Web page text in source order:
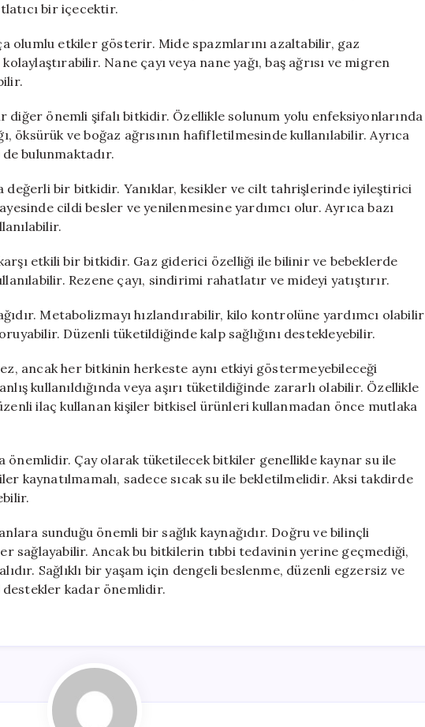
bir içecektir.
olumlu etkiler gösterir. Mide spazmlarını azaltabilir, gaz
Nane çayı veya nane yağı, baş ağrısı ve migren
önemli şifalı bitkidir. Özellikle solunum yolu enfeksiyonlarında
öksürük ve boğaz ağrısının hafifletilmesinde kullanılabilir. Ayrıca
bulunmaktadır.
değerli bir bitkidir. Yanıklar, kesikler ve cilt tahrişlerinde iyileştirici
cildi besler ve yenilenmesine yardımcı olur. Ayrıca bazı
etkili bir bitkidir. Gaz giderici özelliği ile bilinir ve bebeklerde
Rezene çayı, sindirimi rahatlatır ve mideyi yatıştırır.
Metabolizmayı hızlandırabilir, kilo kontrolüne yardımcı olabilir
Düzenli tüketildiğinde kalp sağlığını destekleyebilir.
ancak her bitkinin herkeste aynı etkiyi göstermeyebileceği
kullanıldığında veya aşırı tüketildiğinde zararlı olabilir. Özellikle
ilaç kullanan kişiler bitkisel ürünleri kullanmadan önce mutlaka
önemlidir. Çay olarak tüketilecek bitkiler genellikle kaynar su ile
kaynatılmamalı, sadece sıcak su ile bekletilmelidir. Aksi takdirde
sunduğu önemli bir sağlık kaynağıdır. Doğru ve bilinçli
sağlayabilir. Ancak bu bitkilerin tıbbi tedavinin yerine geçmediği,
Sağlıklı bir yaşam için dengeli beslenme, düzenli egzersiz ve
kadar önemlidir.